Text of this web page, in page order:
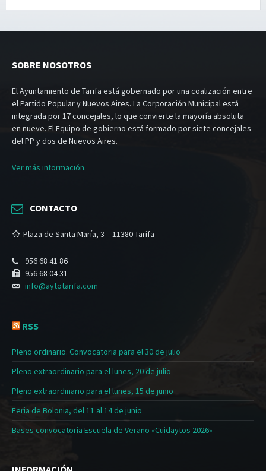
SOBRE NOSOTROS
El Ayuntamiento de Tarifa está gobernado por una coalización entre
el Partido Popular y Nuevos Aires. La Corporación Municipal está
integrada por 17 concejales, lo que convierte la mayoría absoluta
en nueve. El Equipo de gobierno está formado por siete concejales
del PP y dos de Nuevos Aires.
Ver más información.
CONTACTO
Plaza de Santa María, 3 – 11380 Tarifa
956 68 41 86
956 68 04 31
info@aytotarifa.com
RSS
Pleno ordinario. Convocatoria para el 30 de julio
Pleno extraordinario para el lunes, 20 de julio
Pleno extraordinario para el lunes, 15 de junio
Feria de Bolonia, del 11 al 14 de junio
Bases convocatoria Escuela de Verano «Cuidaytos 2026»